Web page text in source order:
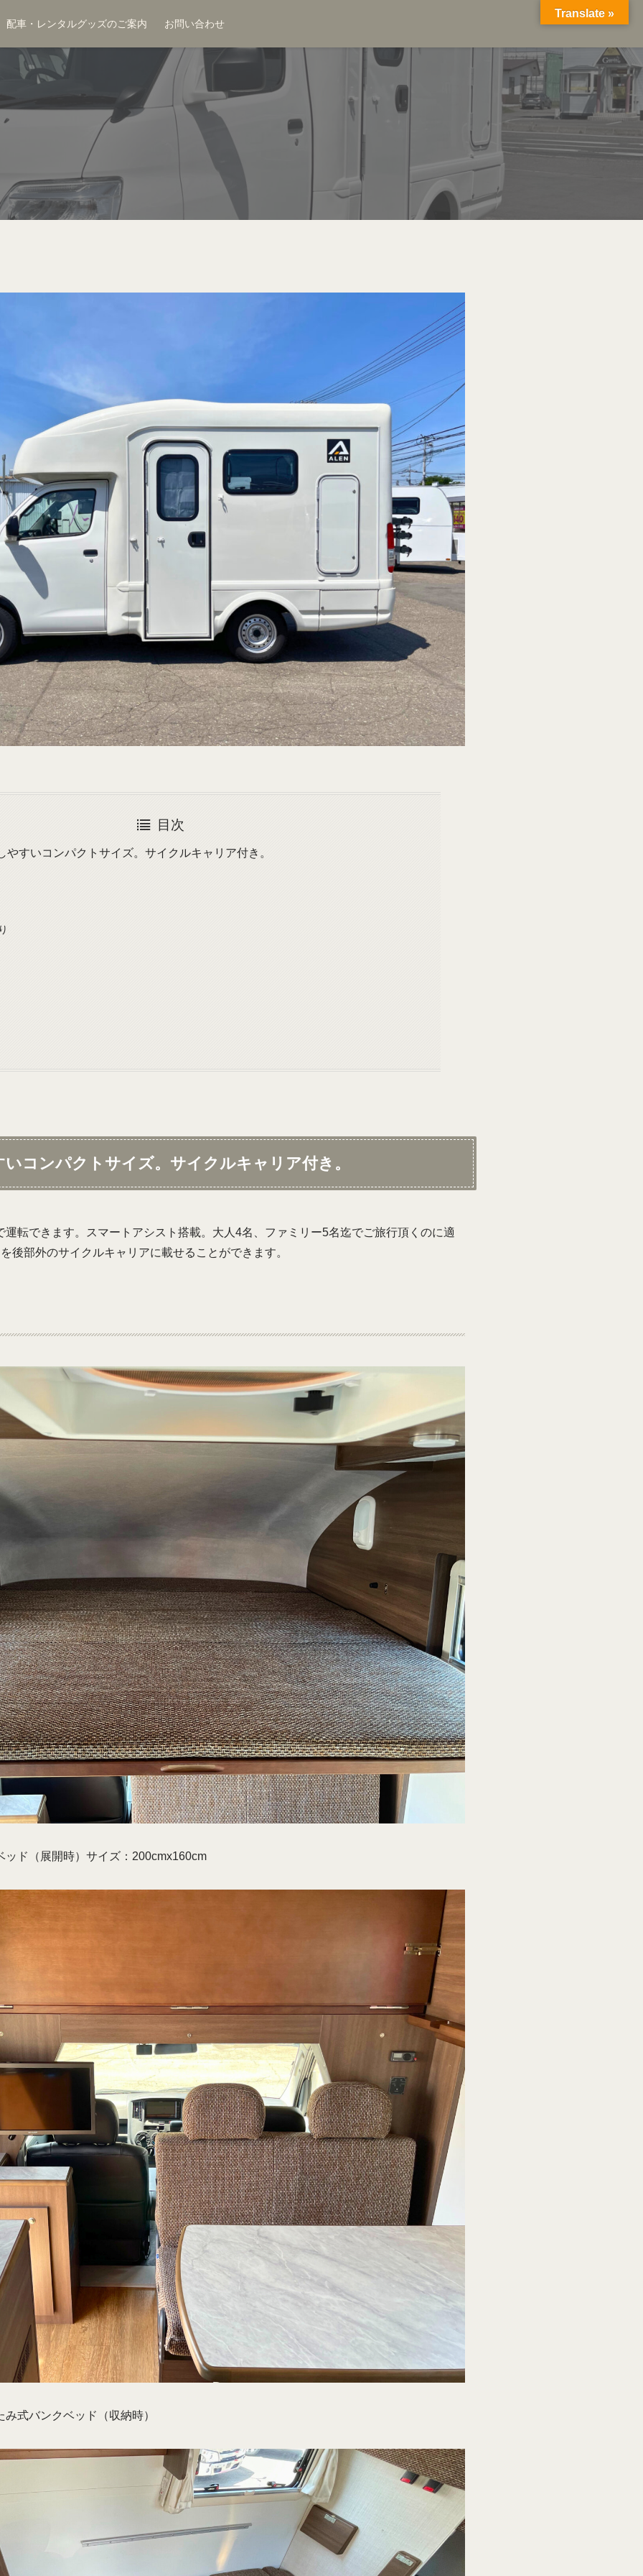
配車・レンタルグッズのご案内 お問い合わせ
目次
やすいコンパクトサイズ。サイクルキャリア付き。
コンパクトサイズ。サイクルキャリア付き。
運転できます。スマートアシスト搭載。大人4名、ファミリー5名迄でご旅行頂くのに適
後部外のサイクルキャリアに載せることができます。
ッド（展開時）サイズ：200cmx160cm
み式バンクベッド（収納時）
Translate »